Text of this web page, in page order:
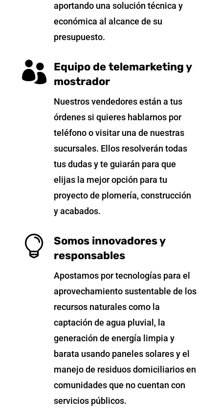
aportando una solución técnica y
económica al alcance de su
presupuesto.
 Equipo de telemarketing y
mostrador
Nuestros vendedores están a tus
órdenes si quieres hablarnos por
teléfono o visitar una de nuestras
sucursales. Ellos resolverán todas
tus dudas y te guiarán para que
elijas la mejor opción para tu
proyecto de plomería, construcción
y acabados.

Somos innovadores y
responsables
Apostamos por tecnologías para el
aprovechamiento sustentable de los
recursos naturales como la
captación de agua pluvial, la
generación de energía limpia y
barata usando paneles solares y el
manejo de residuos domiciliarios en
comunidades que no cuentan con
servicios públicos.